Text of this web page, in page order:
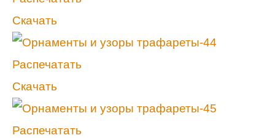
Скачать
Распечатать
Скачать
Распечатать